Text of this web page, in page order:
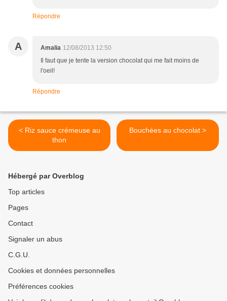
Répondre
A Amalia 12/08/2013 12:50
Il faut que je tente la version chocolat qui me fait moins de
l'oeil!
Répondre
< Riz sauce crémeuse au
thon
Bouchées au chocolat >
Hébergé par Overblog
Top articles
Pages
Contact
Signaler un abus
C.G.U.
Cookies et données personnelles
Préférences cookies